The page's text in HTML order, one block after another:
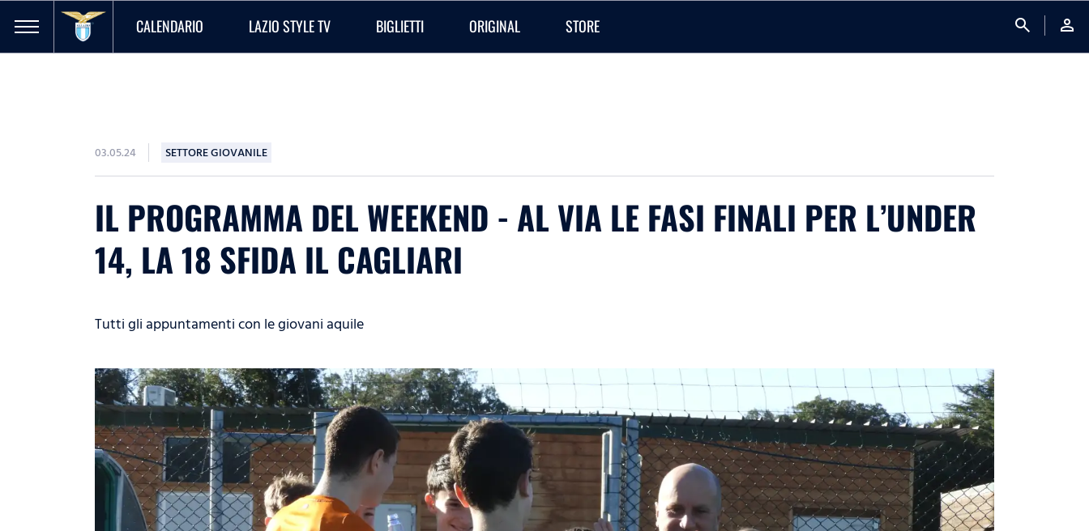
CALENDARIO LAZIO STYLE TV BIGLIETTI ORIGINAL STORE search person
03.05.24 SETTORE GIOVANILE
IL PROGRAMMA DEL WEEKEND - AL VIA LE FASI FINALI PER L’UNDER
14, LA 18 SFIDA IL CAGLIARI
Tutti gli appuntamenti con le giovani aquile